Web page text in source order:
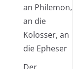
an Philemon,
an die
Kolosser, an
die Epheser